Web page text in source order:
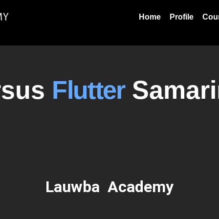
Home Profile
Flutter
Lauwba Academy